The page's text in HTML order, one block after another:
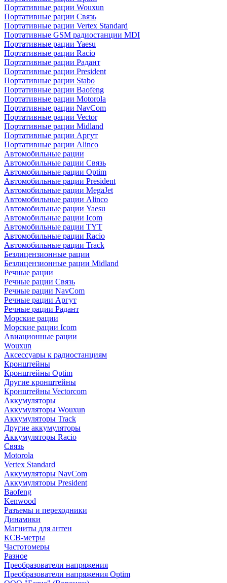
Портативные рации Wouxun
Портативные рации Связь
Портативные рации Vertex Standard
Портативные GSM радиостанции MDI
Портативные рации Yaesu
Портативные рации Racio
Портативные рации Радант
Портативные рации President
Портативные рации Stabo
Портативные рации Baofeng
Портативные рации Motorola
Портативные рации NavCom
Портативные рации Vector
Портативные рации Midland
Портативные рации Аргут
Портативные рации Alinco
Автомобильные рации
Автомобильные рации Связь
Автомобильные рации Optim
Автомобильные рации President
Автомобильные рации MegaJet
Автомобильные рации Alinco
Автомобильные рации Yaesu
Автомобильные рации Icom
Автомобильные рации TYT
Автомобильные рации Racio
Автомобильные рации Track
Безлицензионные рации
Безлицензионные рации Midland
Речные рации
Речные рации Связь
Речные рации NavCom
Речные рации Аргут
Речные рации Радант
Морские рации
Морские рации Icom
Авиационные рации
Wouxun
Аксессуары к радиостанциям
Кронштейны
Кронштейны Optim
Другие кронштейны
Кронштейны Vectorcom
Аккумуляторы
Аккумуляторы Wouxun
Аккумуляторы Track
Другие аккумуляторы
Аккумуляторы Racio
Связь
Motorola
Vertex Standard
Аккумуляторы NavCom
Аккумуляторы President
Baofeng
Kenwood
Разъемы и переходники
Динамики
Магниты для антен
КСВ-метры
Частотомеры
Разное
Преобразователи напряжения
Преобразователи напряжения Optim